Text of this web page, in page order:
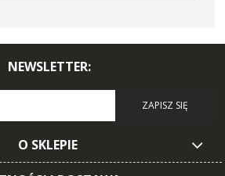
NEWSLETTER:
ZAPISZ SIĘ
O SKLEPIE